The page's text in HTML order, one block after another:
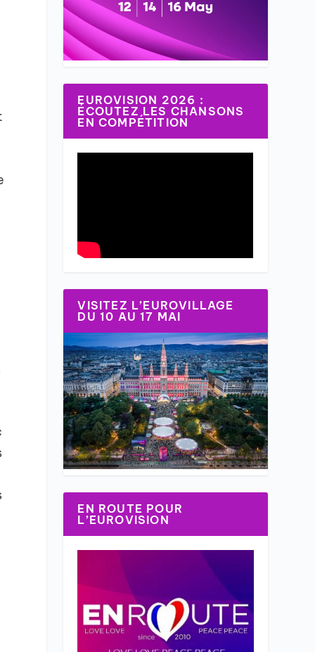
EUROVISION 2026 :
ÉCOUTEZ LES CHANSONS
EN COMPÉTITION
VISITEZ L’EUROVILLAGE
DU 10 AU 17 MAI
EN ROUTE POUR
L’EUROVISION